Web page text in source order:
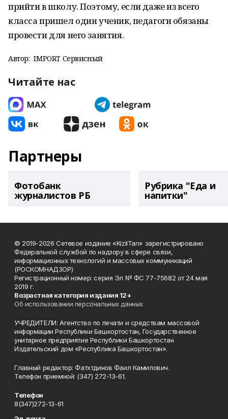
прийти в школу. Поэтому, если даже из всего
класса пришел один ученик, педагоги обязаны
провести для него занятия.
Автор: IMPORT Сервисный
Читайте нас
Партнеры
Фотобанк
журналистов РБ
Рубрика "Еда и
напитки"
© 2019-2026 Сетевое издание «KizilTan» зарегистрировано
Федеральной службой по надзору в сфере связи,
информационных технологий и массовых коммуникаций
(РОСКОМНАДЗОР)
Регистрационный номер: серия Эл № ФС 77-75682 от 24 мая
2019 г.
Возрастная категория издания 12+
Об использовании персональных данных
УЧРЕДИТЕЛИ: Агентство по печати и средствам массовой
информации Республики Башкортостан, Государственное
унитарное предприятие Республики Башкортостан
Издательский дом «Республика Башкортостан».
Главный редактор: Фатхтдинов Фаил Камилович.
Телефон приемной: (347) 272-13-61.
Телефон
8(347)272-13-61